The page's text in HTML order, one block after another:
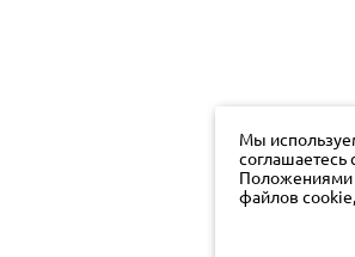
Мы
Положениями
файлов